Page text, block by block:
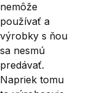
nemôže
používať a
výrobky s ňou
sa nesmú
predávať.
Napriek tomu